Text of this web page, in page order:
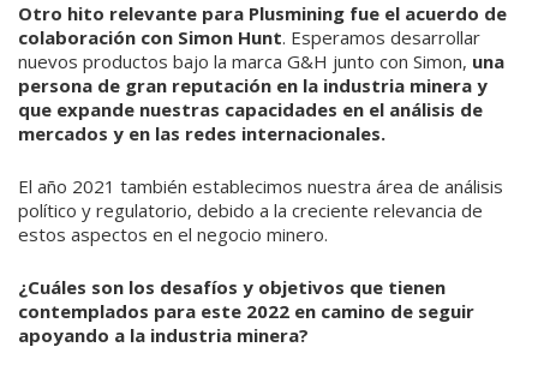
Otro hito relevante para Plusmining fue el acuerdo de
colaboración con Simon Hunt. Esperamos desarrollar
nuevos productos bajo la marca G&H junto con Simon, una
persona de gran reputación en la industria minera y
que expande nuestras capacidades en el análisis de
mercados y en las redes internacionales.
El año 2021 también establecimos nuestra área de análisis
político y regulatorio, debido a la creciente relevancia de
estos aspectos en el negocio minero.
¿Cuáles son los desafíos y objetivos que tienen
contemplados para este 2022 en camino de seguir
apoyando a la industria minera?